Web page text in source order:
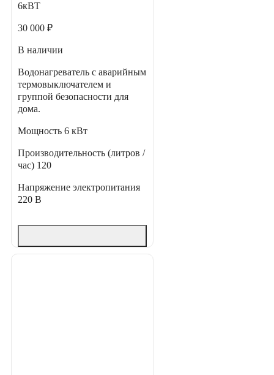
6кВТ
30 000 ₽
В наличии
Водонагреватель с аварийным
термовыключателем и
группой безопасности для
дома.
Мощность 6 кВт
Производительность (литров /
час) 120
Напряжение электропитания
220 В